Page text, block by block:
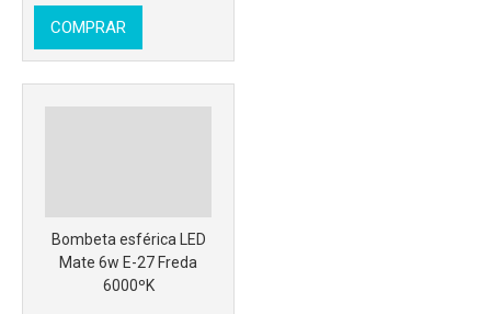
COMPRAR
Bombeta esférica LED
Mate 6w E-27 Freda
6000ºK